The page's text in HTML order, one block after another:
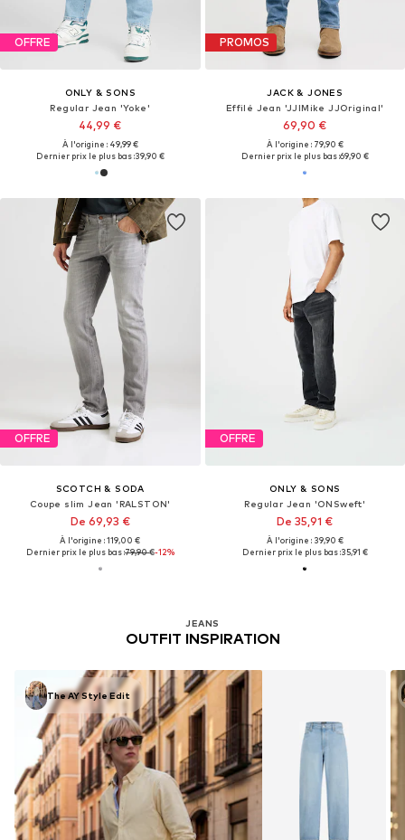
OFFRE
ONLY & SONS
Regular Jean 'Yoke'
44,99 €
À l'origine : 49,99 €
Dernier prix le plus bas :39,90 €
PROMOS
JACK & JONES
Effilé Jean 'JJIMike JJOriginal'
69,90 €
À l'origine : 79,90 €
Dernier prix le plus bas :69,90 €
OFFRE
SCOTCH & SODA
Coupe slim Jean 'RALSTON'
De 69,93 €
À l'origine : 119,00 €
Dernier prix le plus bas :79,90 €-12%
OFFRE
ONLY & SONS
Regular Jean 'ONSweft'
De 35,91 €
À l'origine : 39,90 €
Dernier prix le plus bas :35,91 €
JEANS
OUTFIT INSPIRATION
The AY Style Edit